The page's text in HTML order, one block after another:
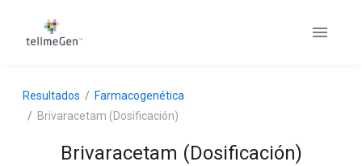
Resultados
Farmacogenética
Brivaracetam (Dosificación)
Brivaracetam (Dosificación)